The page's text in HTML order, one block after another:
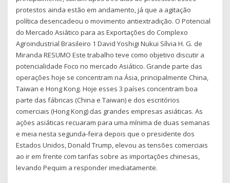
protestos ainda estão em andamento, já que a agitação
política desencadeou o movimento antiextradição. O Potencial
do Mercado Asiático para as Exportações do Complexo
Agroindustrial Brasileiro 1 David Yoshigi Nukui Sílvia H. G. de
Miranda RESUMO Este trabalho teve como objetivo discutir a
potencialidade Foco no mercado Asiático. Grande parte das
operações hoje se concentram na Ásia, principalmente China,
Taiwan e Hong Kong. Hoje esses 3 países concentram boa
parte das fábricas (China e Taiwan) e dos escritórios
comerciais (Hong Kong) das grandes empresas asiáticas. As
ações asiáticas recuaram para uma mínima de duas semanas
e meia nesta segunda-feira depois que o presidente dos
Estados Unidos, Donald Trump, elevou as tensões comerciais
ao ir em frente com tarifas sobre as importações chinesas,
levando Pequim a responder imediatamente.